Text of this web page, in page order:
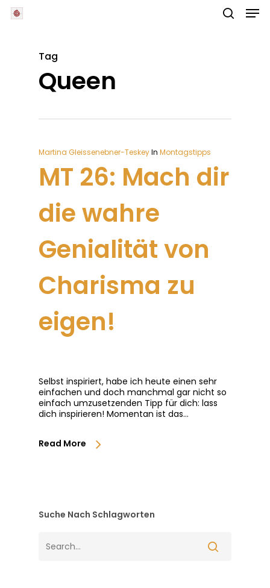
Skip
Tag
Queen
Martina Gleissenebner-TeskeyIn Montagstipps
MT 26: Mach dir
die wahre
Genialität von
Charisma zu
eigen!
Selbst inspiriert, habe ich heute einen sehr
einfachen und doch manchmal gar nicht so
einfach umzusetzenden Tipp für dich: lass
dich inspirieren! Momentan ist das…
Read More
Suche Nach Schlagworten